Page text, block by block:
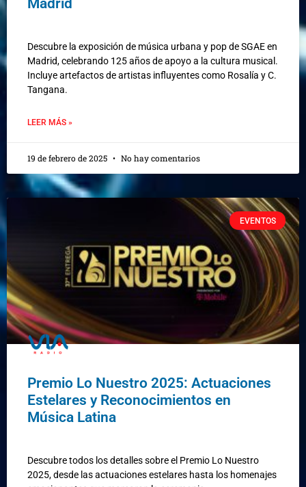
Madrid
Descubre la exposición de música urbana y pop de SGAE en
Madrid, celebrando 125 años de apoyo a la cultura musical.
Incluye artefactos de artistas influyentes como Rosalía y C.
Tangana.
LEER MÁS »
19 de febrero de 2025 No hay comentarios
EVENTOS
Premio Lo Nuestro 2025: Actuaciones
Estelares y Reconocimientos en
Música Latina
Descubre todos los detalles sobre el Premio Lo Nuestro
2025, desde las actuaciones estelares hasta los homenajes